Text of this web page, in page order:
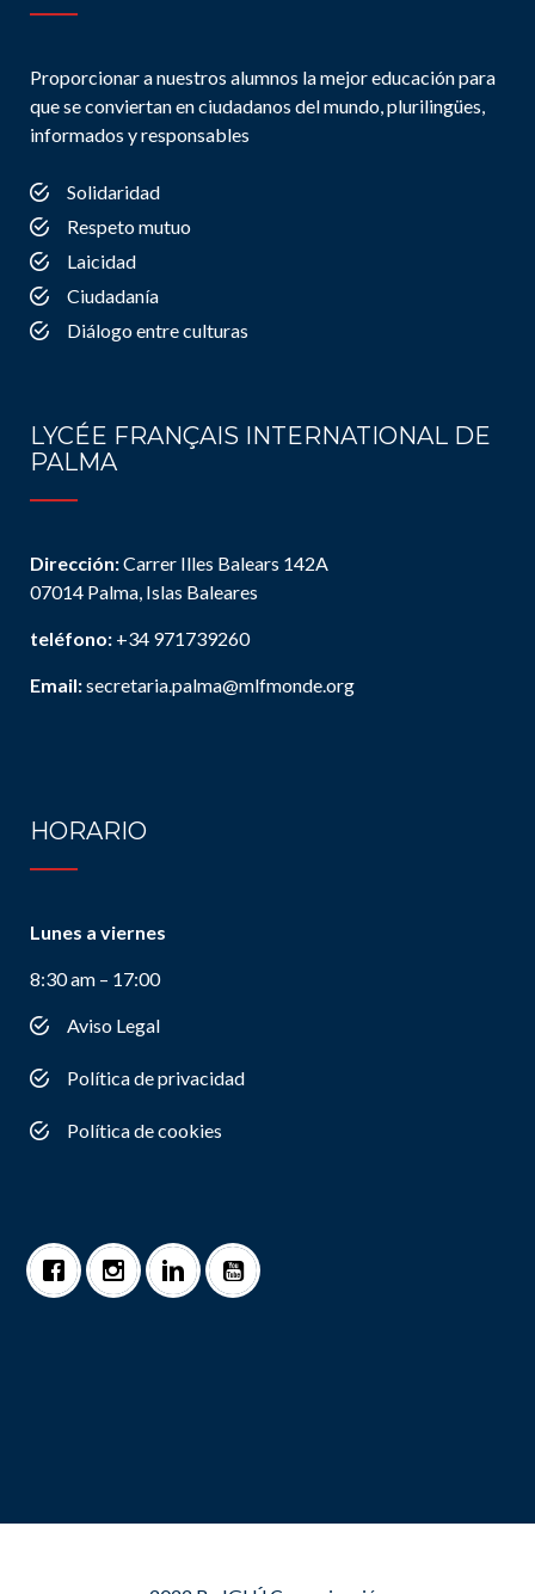
Proporcionar a nuestros alumnos la mejor educación para
que se conviertan en ciudadanos del mundo, plurilingües,
informados y responsables
Solidaridad
Respeto mutuo
Laicidad
Ciudadanía
Diálogo entre culturas
LYCÉE FRANÇAIS INTERNATIONAL DE
PALMA
Dirección:Carrer Illes Balears 142A
07014 Palma, Islas Baleares
teléfono: +34 971739260
Email:secretaria.palma@mlfmonde.org
HORARIO
Lunes a viernes
8:30 am – 17:00
Aviso Legal
Política de privacidad
Política de cookies